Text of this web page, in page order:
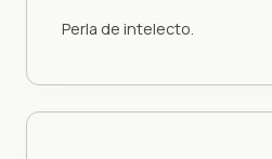
Perla de intelecto.